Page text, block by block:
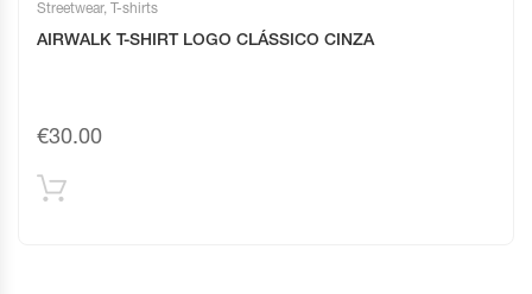
Streetwear, T-shirts
AIRWALK T-SHIRT LOGO CLÁSSICO CINZA
€30.00